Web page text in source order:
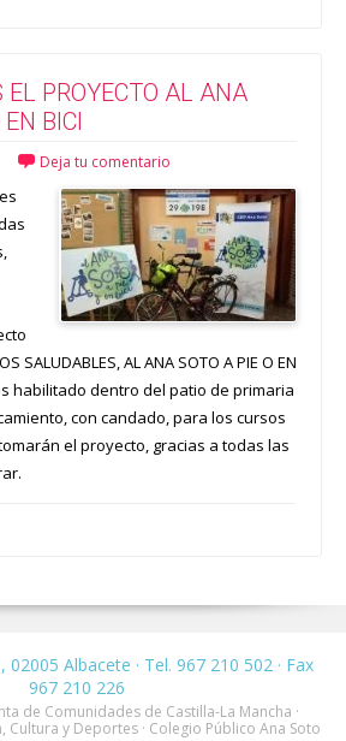
PROYECTO AL ANA
BICI
Deja tu comentario
SALUDABLES, AL ANA SOTO A PIE O EN
habilitado dentro del patio de primaria
con candado, para los cursos
el proyecto, gracias a todas las
Albacete · Tel. 967 210 502 · Fax
967 210 226
de Comunidades de Castilla-La Mancha ·
Cultura y Deportes · Colegio Público Ana Soto